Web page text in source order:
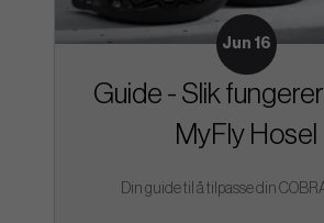
Jun 16
Guide - Slik
MyFly Hosel
Din guide til å tilpasse din